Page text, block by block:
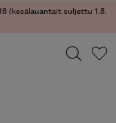
(kesälauantait suljettu 1.8.